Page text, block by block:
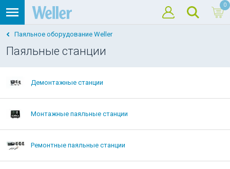
0
Паяльное оборудование Weller
Паяльные станции
Демонтажные станции
Монтажные паяльные станции
Ремонтные паяльные станции